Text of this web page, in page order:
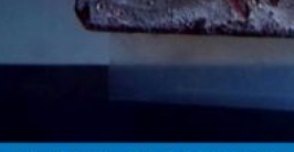
Tiếng Việt